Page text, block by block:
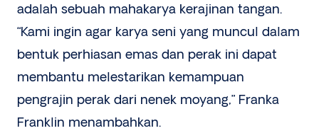
adalah sebuah mahakarya kerajinan tangan.
“Kami ingin agar karya seni yang muncul dalam
bentuk perhiasan emas dan perak ini dapat
membantu melestarikan kemampuan
pengrajin perak dari nenek moyang,” Franka
Franklin menambahkan.